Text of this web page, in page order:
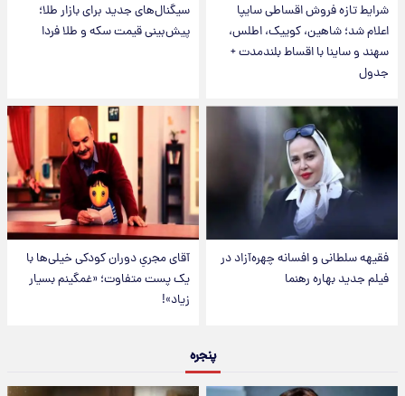
شرایط تازه فروش اقساطی سایپا
اعلام شد؛ شاهین، کوییک، اطلس،
سهند و ساینا با اقساط بلندمدت +
جدول
سیگنال‌های جدید برای بازار طلا؛
پیش‌بینی قیمت سکه و طلا فردا
فقیهه سلطانی و افسانه چهره‌آزاد در
فیلم جدید بهاره رهنما
آقای مجریِ دوران کودکی خیلی‌ها با
یک پست متفاوت؛ «غمگینم بسیار
زیاد»!
پنجره